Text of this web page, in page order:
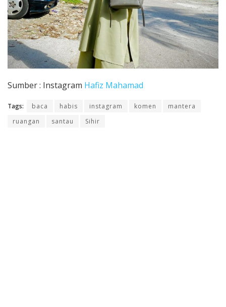
Sumber : Instagram Hafiz Mahamad
Tags: baca habis instagram komen
mantera
ruangan
santau Sihir